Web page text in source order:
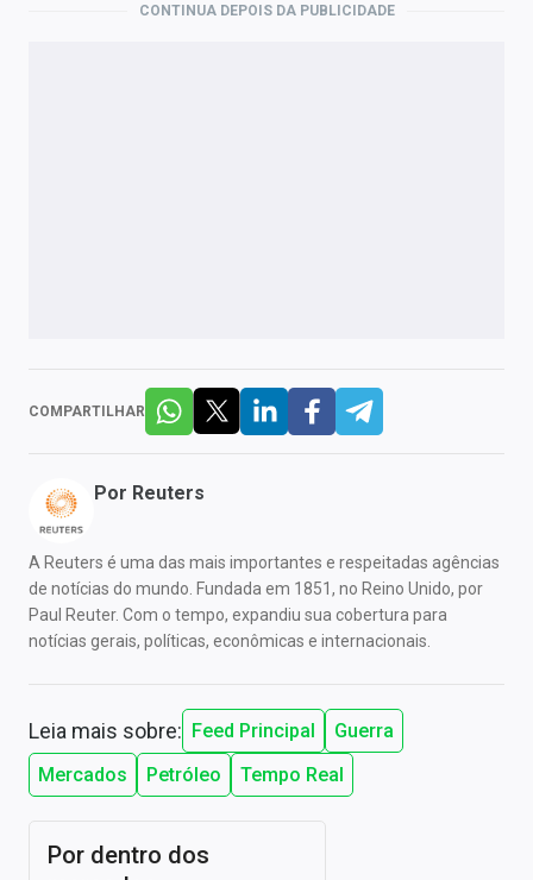
CONTINUA DEPOIS DA PUBLICIDADE
COMPARTILHAR
Por Reuters
A Reuters é uma das mais importantes e respeitadas agências
de notícias do mundo. Fundada em 1851, no Reino Unido, por
Paul Reuter. Com o tempo, expandiu sua cobertura para
notícias gerais, políticas, econômicas e internacionais.
Leia mais sobre: Feed Principal
Guerra
Mercados
Petróleo Tempo Real
Por dentro dos